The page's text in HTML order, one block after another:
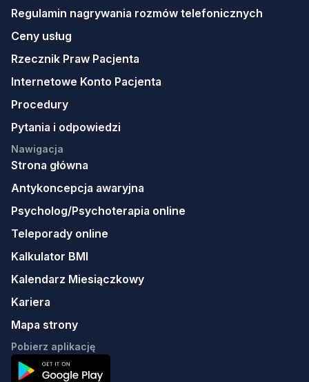
Regulamin nagrywania rozmów telefonicznych
Ceny usług
Rzecznik Praw Pacjenta
Internetowe Konto Pacjenta
Procedury
Pytania i odpowiedzi
Nawigacja
Strona główna
Antykoncepcja awaryjna
Psycholog/Psychoterapia online
Teleporady online
Kalkulator BMI
Kalendarz Miesiączkowy
Kariera
Mapa strony
Pobierz aplikację